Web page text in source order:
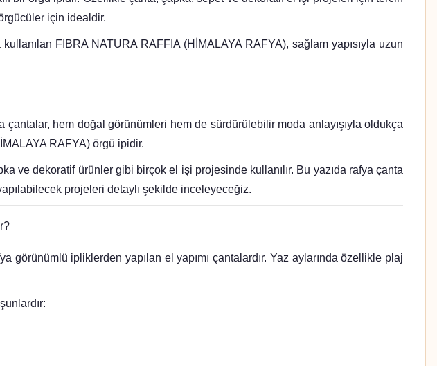
için idealdir.
FIBRA NATURA RAFFIA (HİMALAYA RAFYA), sağlam yapısıyla uzun
çantalar, hem doğal görünümleri hem de sürdürülebilir moda anlayışıyla oldukça
RAFYA) örgü ipidir.
ve dekoratif ürünler gibi birçok el işi projesinde kullanılır. Bu yazıda rafya çanta
projeleri detaylı şekilde inceleyeceğiz.
ipliklerden yapılan el yapımı çantalardır. Yaz aylarında özellikle plaj